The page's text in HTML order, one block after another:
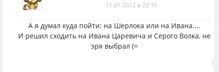
11.01.2012 в 22:10
А я думал куда пойти: на Шерлока или на Ивана....
И решил сходить на Ивана Царевича и Серого Волка, не
зря выбрал (=